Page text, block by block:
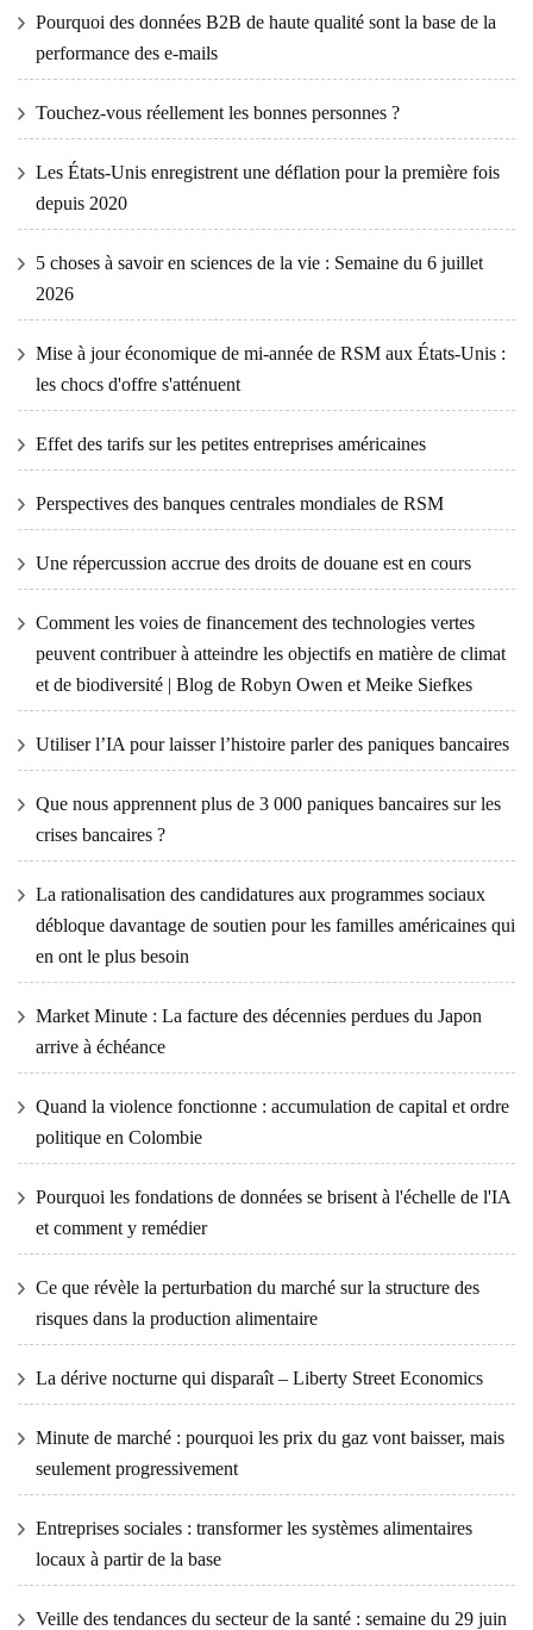
Pourquoi des données B2B de haute qualité sont la base de la
performance des e-mails
Touchez-vous réellement les bonnes personnes ?
Les États-Unis enregistrent une déflation pour la première fois
depuis 2020
5 choses à savoir en sciences de la vie : Semaine du 6 juillet
2026
Mise à jour économique de mi-année de RSM aux États-Unis :
les chocs d'offre s'atténuent
Effet des tarifs sur les petites entreprises américaines
Perspectives des banques centrales mondiales de RSM
Une répercussion accrue des droits de douane est en cours
Comment les voies de financement des technologies vertes
peuvent contribuer à atteindre les objectifs en matière de climat
et de biodiversité | Blog de Robyn Owen et Meike Siefkes
Utiliser l’IA pour laisser l’histoire parler des paniques bancaires
Que nous apprennent plus de 3 000 paniques bancaires sur les
crises bancaires ?
La rationalisation des candidatures aux programmes sociaux
débloque davantage de soutien pour les familles américaines qui
en ont le plus besoin
Market Minute : La facture des décennies perdues du Japon
arrive à échéance
Quand la violence fonctionne : accumulation de capital et ordre
politique en Colombie
Pourquoi les fondations de données se brisent à l'échelle de l'IA
et comment y remédier
Ce que révèle la perturbation du marché sur la structure des
risques dans la production alimentaire
La dérive nocturne qui disparaît – Liberty Street Economics
Minute de marché : pourquoi les prix du gaz vont baisser, mais
seulement progressivement
Entreprises sociales : transformer les systèmes alimentaires
locaux à partir de la base
Veille des tendances du secteur de la santé : semaine du 29 juin